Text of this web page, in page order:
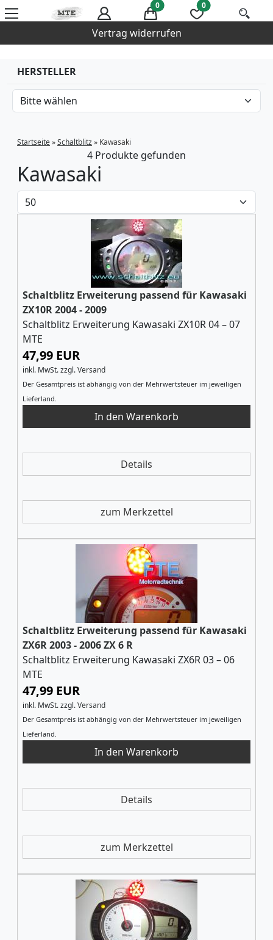
0 0
Vertrag widerrufen
HERSTELLER
Startseite»Schaltblitz» Kawasaki
4 Produkte gefunden
Kawasaki
Schaltblitz Erweiterung passend für Kawasaki
ZX10R 2004 - 2009
Schaltblitz Erweiterung Kawasaki ZX10R 04 – 07
MTE
47,99 EUR
inkl. MwSt.zzgl.Versand
Der Gesamtpreis ist abhängig von der Mehrwertsteuer im jeweiligen
Lieferland.
Details
zum Merkzettel
Schaltblitz Erweiterung passend für Kawasaki
ZX6R 2003 - 2006 ZX 6 R
Schaltblitz Erweiterung Kawasaki ZX6R 03 – 06
MTE
47,99 EUR
inkl. MwSt.zzgl.Versand
Der Gesamtpreis ist abhängig von der Mehrwertsteuer im jeweiligen
Lieferland.
Details
zum Merkzettel